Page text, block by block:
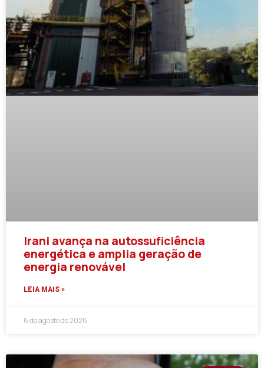
Irani avança na autossuficiência
energética e amplia geração de
energia renovável
LEIA MAIS »
6 de agosto de 2026